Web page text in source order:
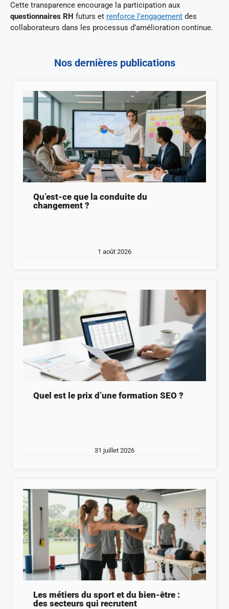
Cette transparence encourage la participation aux
questionnaires RH futurs et renforce l’engagement des
collaborateurs dans les processus d’amélioration continue.
Nos dernières publications
Qu’est-ce que la conduite du
changement ?
1 août 2026
Quel est le prix d’une formation SEO ?
31 juillet 2026
Les métiers du sport et du bien-être :
des secteurs qui recrutent